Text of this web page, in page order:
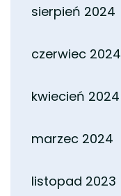
sierpień 2024
czerwiec 2024
kwiecień 2024
marzec 2024
listopad 2023